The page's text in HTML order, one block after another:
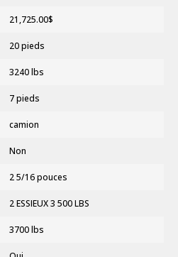
21,725.00$
20 pieds
3240 lbs
7 pieds
camion
Non
2 5/16 pouces
2 ESSIEUX 3 500 LBS
3700 lbs